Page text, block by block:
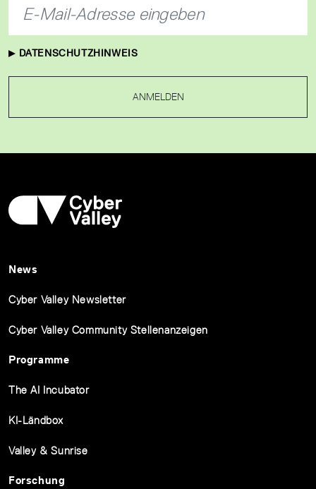
DATENSCHUTZHINWEIS
ANMELDEN
News
Cyber Valley Newsletter
Cyber Valley Community Stellenanzeigen
Programme
The AI Incubator
KI-Ländbox
Valley & Sunrise
Forschung